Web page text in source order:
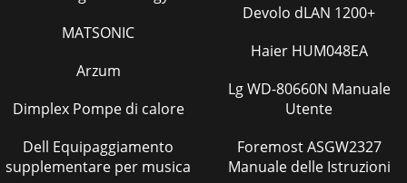
MATSONIC
Arzum
Dimplex Pompe di calore
Dell Equipaggiamento
supplementare per musica
Devolo dLAN 1200+
Haier HUM048EA
Lg WD-80660N Manuale
Utente
Foremost ASGW2327
Manuale delle Istruzioni